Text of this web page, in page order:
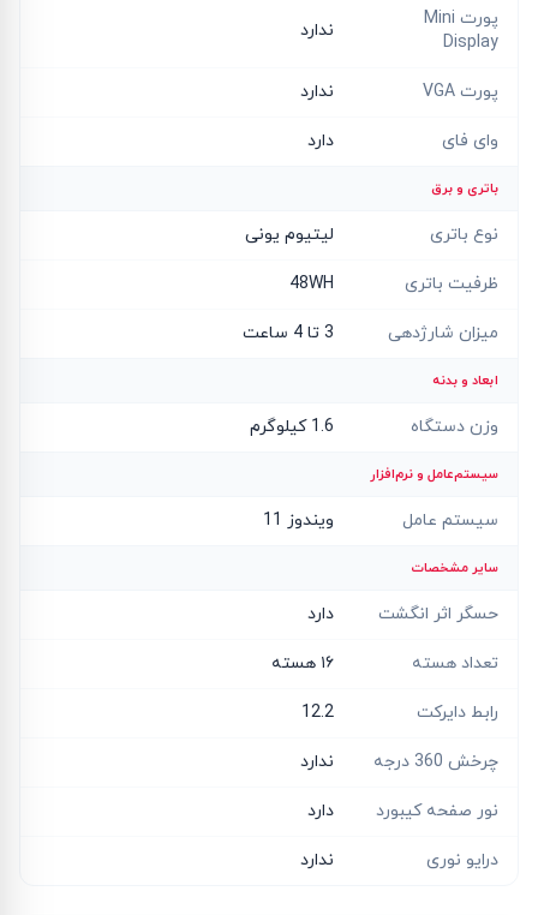
پورت Mini
Display
ندارد
پورت VGA ندارد
وای فای دارد
باتری و برق
نوع باتری لیتیوم یونی
ظرفیت باتری 48WH
میزان شارژدهی 3 تا 4 ساعت
ابعاد و بدنه
وزن دستگاه 1.6 کیلوگرم
سیستم‌عامل و نرم‌افزار
سیستم عامل ویندوز 11
سایر مشخصات
حسگر اثر انگشت دارد
تعداد هسته ۱۶ هسته‌
رابط دایرکت 12.2
چرخش 360 درجه ندارد
نور صفحه کیبورد دارد
درایو نوری ندارد